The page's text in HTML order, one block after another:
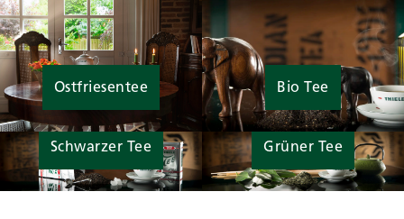
Ostfriesentee Bio Tee
Schwarzer Tee Grüner Tee